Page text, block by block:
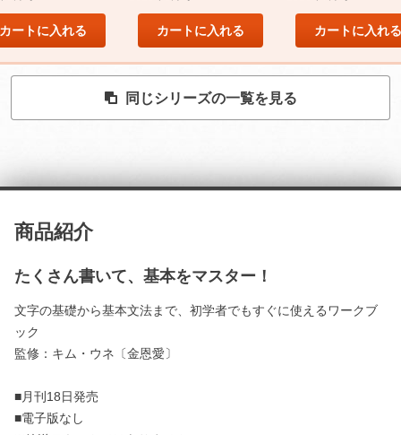
カートに入れる カートに入れる カートに入れる
同じシリーズの一覧を見る
商品紹介
たくさん書いて、基本をマスター！
文字の基礎から基本文法まで、初学者でもすぐに使えるワークブ
ック
監修：キム・ウネ〔金恩愛〕
■月刊18日発売
■電子版なし